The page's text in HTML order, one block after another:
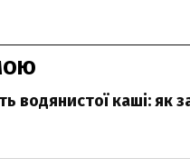
водянистої каші: як